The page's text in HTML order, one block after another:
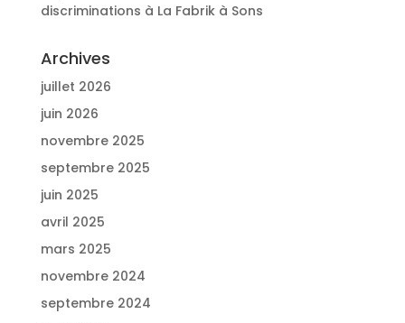
discriminations à La Fabrik à Sons
Archives
juillet 2026
juin 2026
novembre 2025
septembre 2025
juin 2025
avril 2025
mars 2025
novembre 2024
septembre 2024